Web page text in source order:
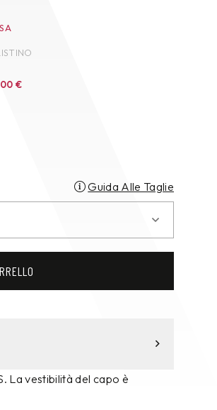
€
Guida Alle Taglie
La vestibilità del capo è